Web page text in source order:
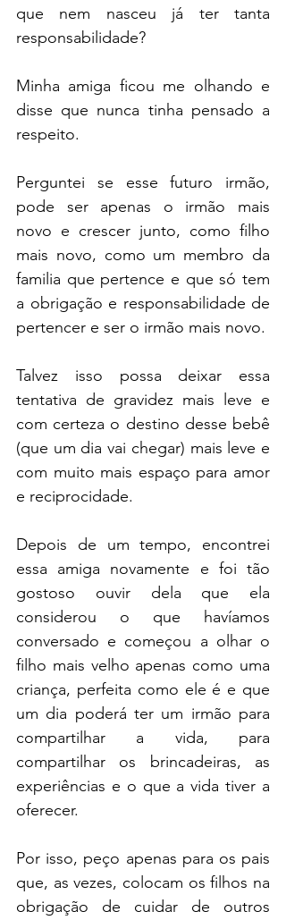
que nem nasceu já ter tanta
responsabilidade?
Minha amiga ficou me olhando e
disse que nunca tinha pensado a
respeito.
Perguntei se esse futuro irmão,
pode ser apenas o irmão mais
novo e crescer junto, como filho
mais novo, como um membro da
familia que pertence e que só tem
a obrigação e responsabilidade de
pertencer e ser o irmão mais novo.
Talvez isso possa deixar essa
tentativa de gravidez mais leve e
com certeza o destino desse bebê
(que um dia vai chegar) mais leve e
com muito mais espaço para amor
e reciprocidade.
Depois de um tempo, encontrei
essa amiga novamente e foi tão
gostoso ouvir dela que ela
considerou o que havíamos
conversado e começou a olhar o
filho mais velho apenas como uma
criança, perfeita como ele é e que
um dia poderá ter um irmão para
compartilhar a vida, para
compartilhar os brincadeiras, as
experiências e o que a vida tiver a
oferecer.
Por isso, peço apenas para os pais
que, as vezes, colocam os filhos na
obrigação de cuidar de outros